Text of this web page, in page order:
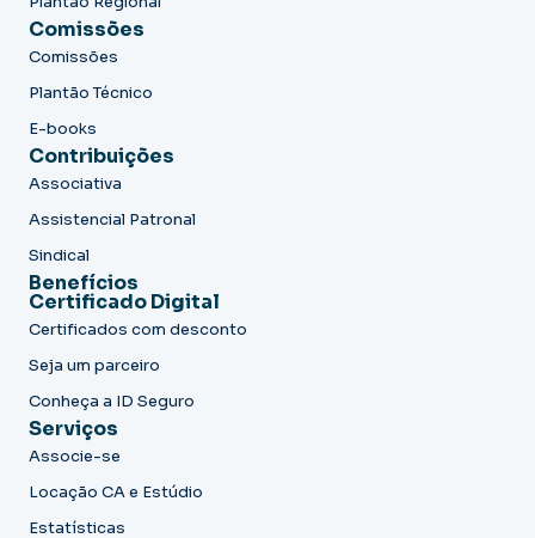
Comissões
Comissões
Plantão Técnico
E-books
Contribuições
Associativa
Assistencial Patronal
Sindical
Benefícios
Certificado Digital
Certificados com desconto
Seja um parceiro
Conheça a ID Seguro
Serviços
Associe-se
Locação CA e Estúdio
Estatísticas